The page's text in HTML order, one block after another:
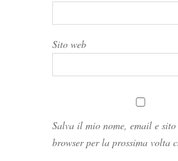
Sito web
Salva il mio nome, email e
browser per la prossima volta